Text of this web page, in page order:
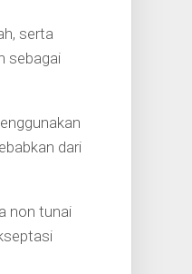
serta
sebagai
dari
non tunai